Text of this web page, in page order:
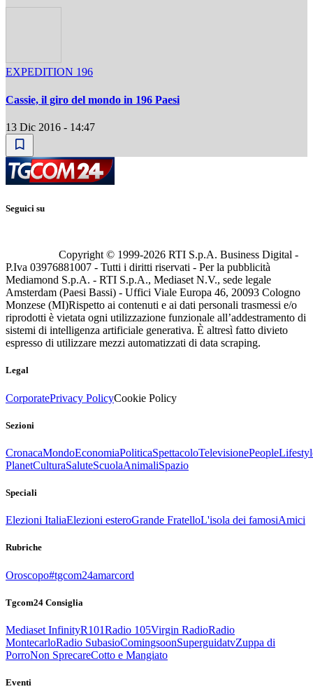
EXPEDITION 196
Cassie, il giro del mondo in 196 Paesi
13 Dic 2016 - 14:47
Seguici su
Copyright © 1999-2026 RTI S.p.A. Business Digital -
P.Iva 03976881007 - Tutti i diritti riservati - Per la pubblicità
Mediamond S.p.A. - RTI S.p.A., Mediaset N.V., sede legale
Amsterdam (Paesi Bassi) - Uffici Viale Europa 46, 20093 Cologno
Monzese (MI)Rispetto ai contenuti e ai dati personali trasmessi e/o
riprodotti è vietata ogni utilizzazione funzionale all’addestramento di
sistemi di intelligenza artificiale generativa. È altresì fatto divieto
espresso di utilizzare mezzi automatizzati di data scraping.
Legal
CorporatePrivacy PolicyCookie Policy
Sezioni
CronacaMondoEconomiaPoliticaSpettacoloTelevisionePeople
PlanetCulturaSaluteScuolaAnimaliSpazio
Speciali
Elezioni ItaliaElezioni esteroGrande FratelloL'isola dei famosiAmici
Rubriche
Oroscopo#tgcom24amarcord
Tgcom24 Consiglia
Mediaset InfinityR101Radio 105Virgin RadioRadio
MontecarloRadio SubasioComingsoonSuperguidatvZuppa di
PorroNon SprecareCotto e Mangiato
Eventi